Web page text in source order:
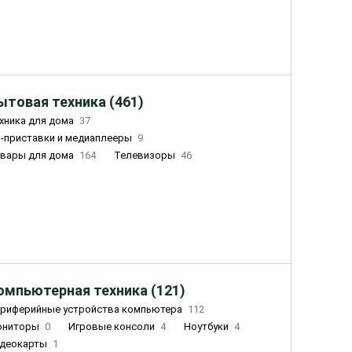
техника (461)
для дома 37
приставки и медиаплееры
9
для дома 164 Телевизоры 46
техника (121)
устройства компьютера 112
0 Игровые консоли 4 Ноутбуки 4
1